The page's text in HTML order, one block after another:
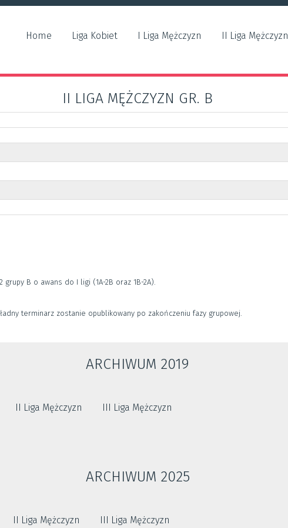
Home Liga Kobiet I Liga Mężczyzn II Liga Mężczyzn
II LIGA MĘŻCZYZN GR. B
grupy B o awans do I ligi (1A-2B oraz 1B-2A).
terminarz zostanie opublikowany po zakończeniu fazy grupowej.
ARCHIWUM 2019
II Liga Mężczyzn III Liga Mężczyzn
ARCHIWUM 2025
II Liga Mężczyzn III Liga Mężczyzn